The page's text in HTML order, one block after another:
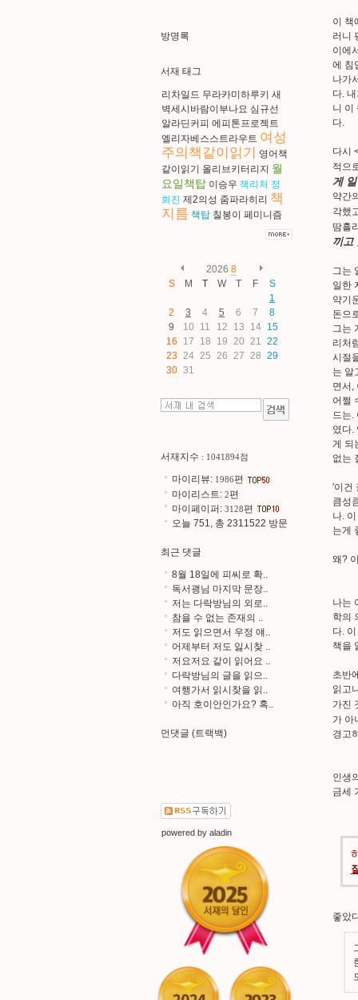
이 책
러니
이에
에 침
나가
다.
니 이
다.
다시
적으
게
약간
각했
땀흘
끼고
그는
일한
약기
돈으
그는
리처
시절
는 알
면서,
어쩔
드는.
였다.
게 되
없는
'이건
큼성
나.
는게
왜?
나는
학의
다.
책을
초반
읽고
가진
가 아
경고
인생
금세
좋았
방명록
서재 태그
리차일드 무라카미하루키 새
벽세시바람이부나요 심규선
알라딘커피 에피톤프로젝트
엘리자베스스트라우트 여성
주의책같이읽기 영어책
같이읽기 올리브키터리지 월
요일책탑 이승우 잭리처 정
희진 제2의성 줌파라히리 책
지름 책탑 칠봉이 페미니즘
2026 8
S
M T W T F
S
1
2
3 4 5 6 7
8
9
10 11 12 13 14
15
16
17 18 19 20 21 22
23 24 25 26 27 28 29
30 31
서재지수 : 1041894점
마이리뷰: 1986편
마이리스트: 2편
마이페이퍼: 3128편
오늘 751, 총 2311522 방문
최근 댓글
8월 18일에 피씨로 확..
독서괭님 마지막 문장..
저는 다락방님의 외로..
참을 수 없는 존재의 ..
저도 읽으면서 우정 얘..
어제부터 저도 잃시찾 ..
저요저요 같이 읽어요 ..
다락방님의 글을 읽으..
여행가서 읽시찾을 읽..
아직 호이안인가요? 혹..
먼댓글 (트랙백)
powered by aladin